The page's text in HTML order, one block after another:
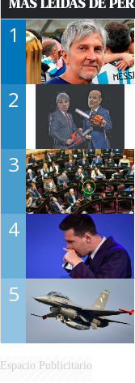
1
2
3
4
5
Espacio Publicitario